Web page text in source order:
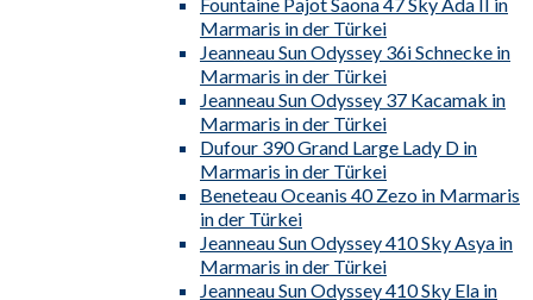
Marmaris in der Türkei
Jeanneau Sun Odyssey 36i Schnecke in
Marmaris in der Türkei
Jeanneau Sun Odyssey 37 Kacamak in
Marmaris in der Türkei
Dufour 390 Grand Large Lady D in
Marmaris in der Türkei
Beneteau Oceanis 40 Zezo in Marmaris
in der Türkei
Jeanneau Sun Odyssey 410 Sky Asya in
Marmaris in der Türkei
Jeanneau Sun Odyssey 410 Sky Ela in